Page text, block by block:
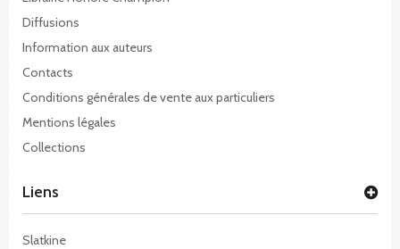
Diffusions
Information aux auteurs
Contacts
Conditions générales de vente aux particuliers
Mentions légales
Collections
Liens
Slatkine